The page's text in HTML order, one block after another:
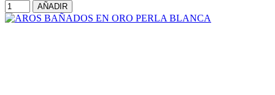
AÑADIR